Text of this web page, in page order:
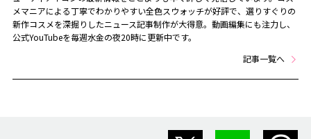
メマニアによる丁寧でわかりやすい全色スウォッチが好評で、選りすぐりの
新作コスメを深掘りしたニュース記事制作が大得意。動画編集にも注力し、
公式YouTubeを毎週水金の夜20時に更新中です。
記事一覧へ